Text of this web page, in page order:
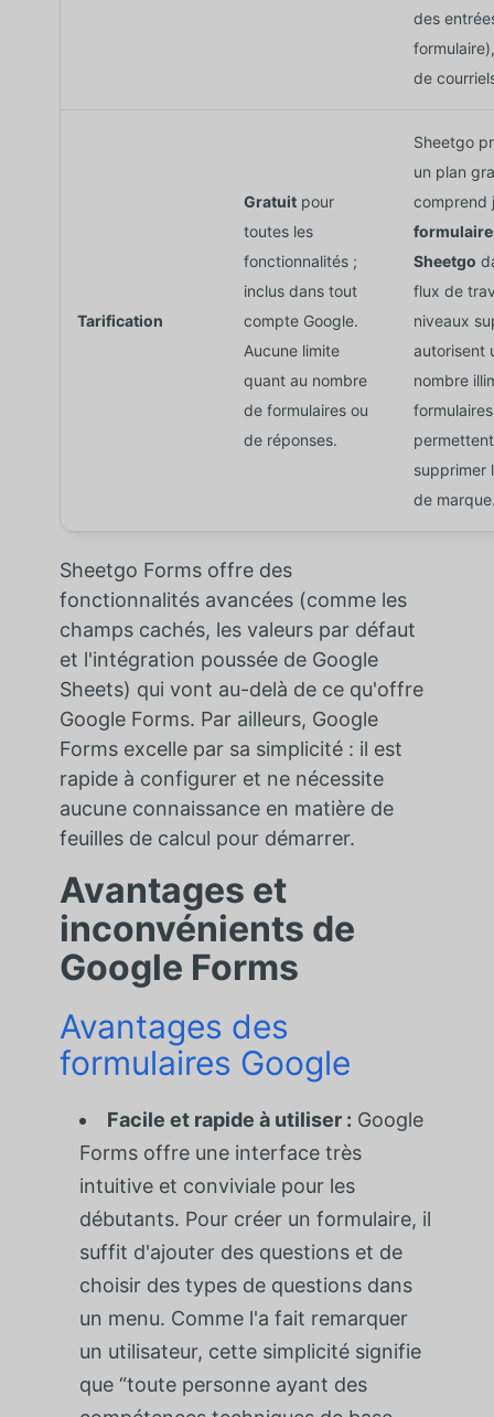
des
de
Tarification
Gratuitpour
toutes les
fonctionnalités ;
inclus dans tout
compte Google.
Aucune limite
quant au nombre
de formulaires ou
de réponses.
Sheetgo
un plan
comprend
Sheetgo
flux de
niveaux
autorisent
nombre
supprimer
de
Sheetgo Forms offre des
fonctionnalités avancées (comme les
champs cachés, les valeurs par défaut
et l'intégration poussée de Google
Sheets) qui vont au-delà de ce qu'offre
Google Forms. Par ailleurs, Google
Forms excelle par sa simplicité : il est
rapide à configurer et ne nécessite
aucune connaissance en matière de
feuilles de calcul pour démarrer.
Avantages et
inconvénients de
Google Forms
Avantages des
formulaires Google
Facile et rapide à utiliser : Google
Forms offre une interface très
intuitive et conviviale pour les
débutants. Pour créer un formulaire, il
suffit d'ajouter des questions et de
choisir des types de questions dans
un menu. Comme l'a fait remarquer
un utilisateur, cette simplicité signifie
que “toute personne ayant des